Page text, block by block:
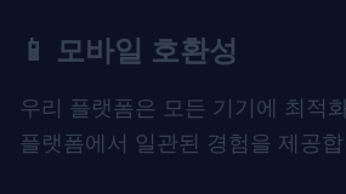
📱 모바일 호환성
우리 플랫폼은 모든 기기에 최적
플랫폼에서 일관된 경험을 제공